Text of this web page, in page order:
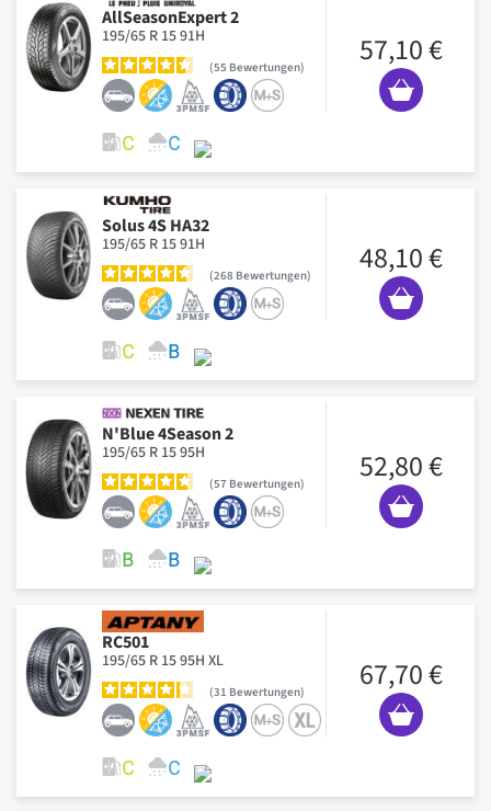
AllSeasonExpert 2
195/65 R 15 91H
55 Bewertungen 57,10 €
Solus 4S HA32
195/65 R 15 91H
268 Bewertungen 48,10 €
N'Blue 4Season 2
195/65 R 15 95H
57 Bewertungen 52,80 €
RC501
195/65 R 15 95H XL
31 Bewertungen 67,70 €